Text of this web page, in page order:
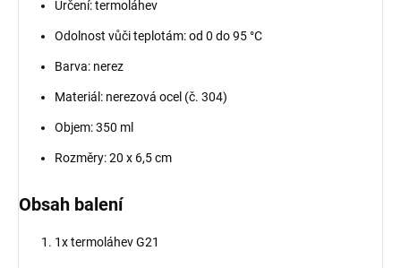
Určení: termoláhev
Odolnost vůči teplotám: od 0 do 95 °C
Barva: nerez
Materiál: nerezová ocel (č. 304)
Objem: 350 ml
Rozměry: 20 x 6,5 cm
Obsah balení
1x termoláhev G21